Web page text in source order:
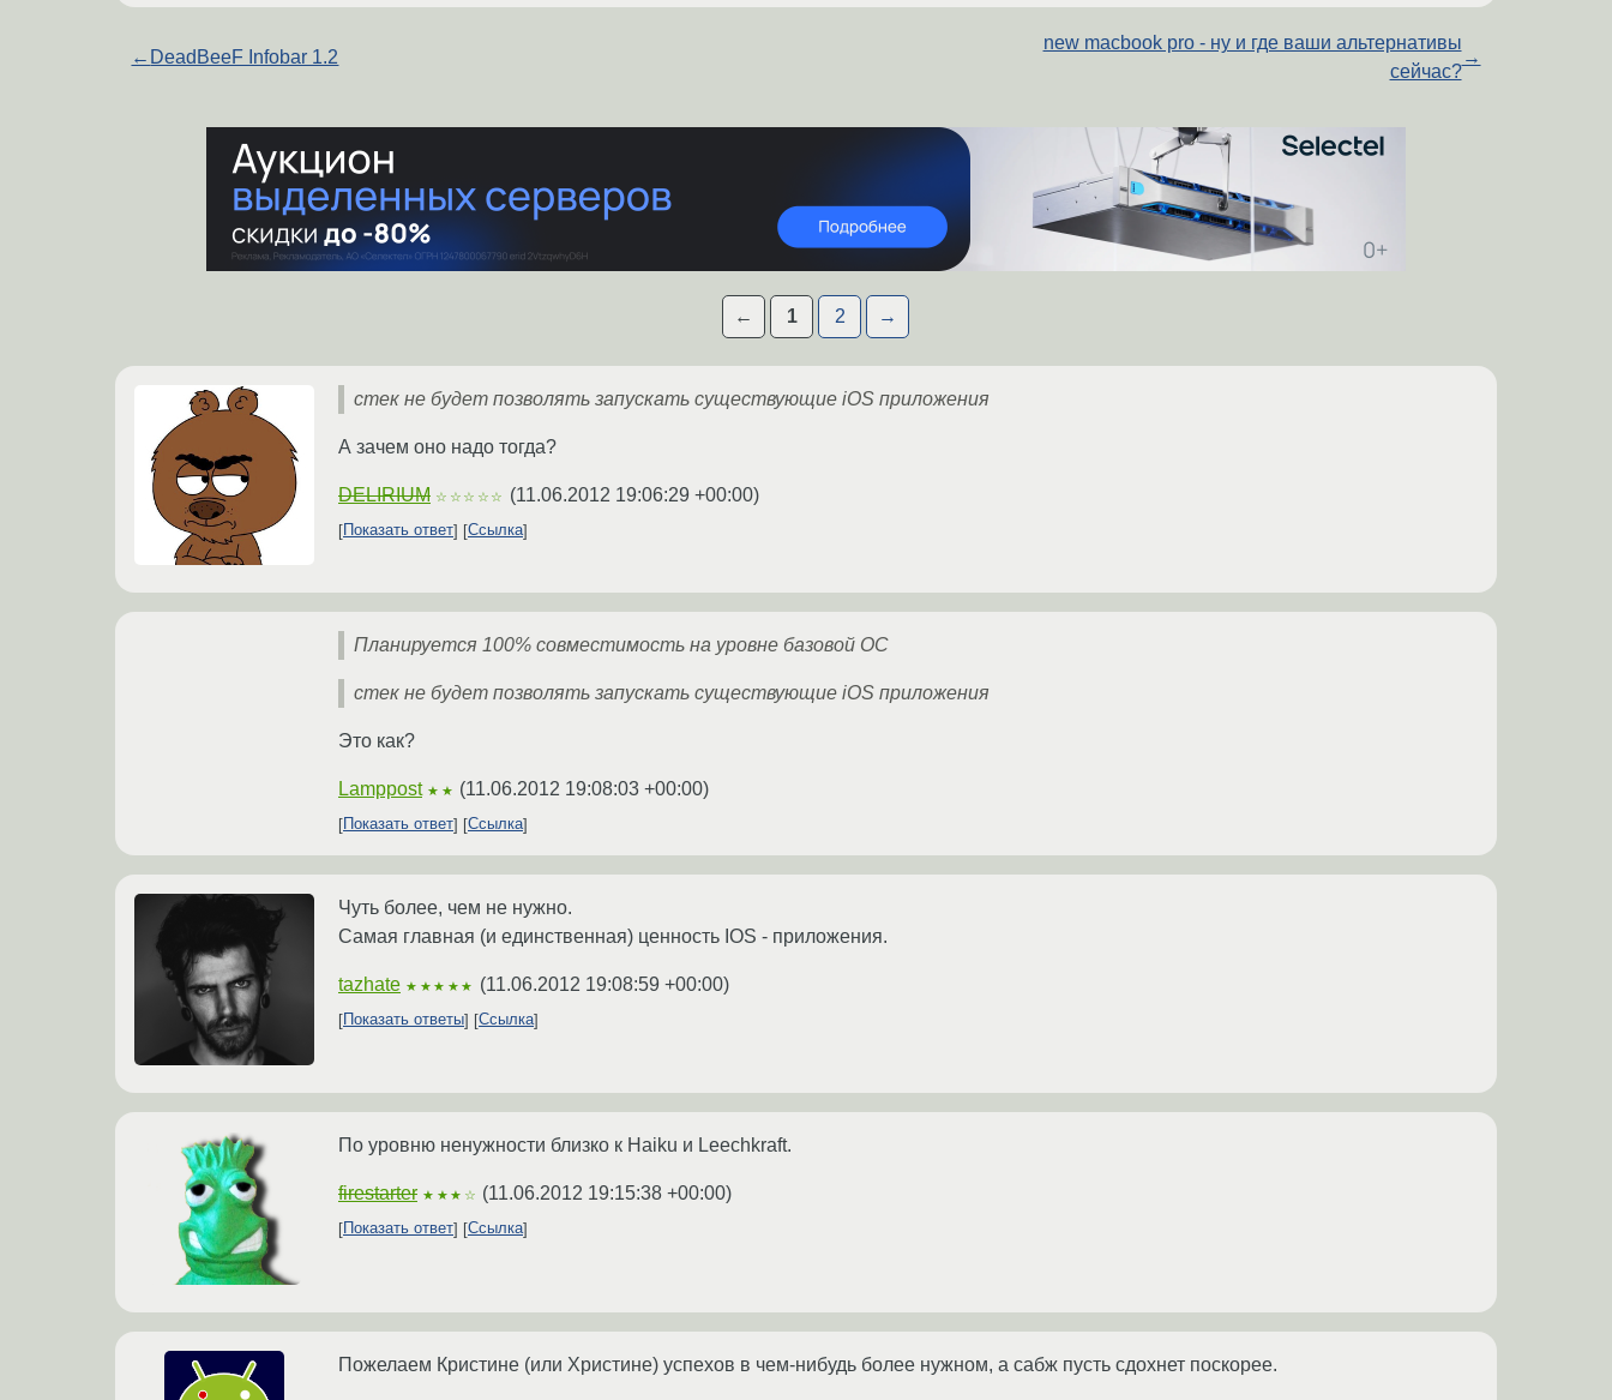
← DeadBeeF Infobar 1.2
new macbook pro - ну и где ваши альтернативы
сейчас?
→
← 1 2 →
стек не будет позволять запускать существующие iOS приложения
А зачем оно надо тогда?
DELIRIUM ☆☆☆☆☆ (11.06.2012 19:06:29 +00:00)
Показать ответ Ссылка
Планируется 100% совместимость на уровне базовой ОС
стек не будет позволять запускать существующие iOS приложения
Это как?
Lamppost ★★ (11.06.2012 19:08:03 +00:00)
Показать ответ Ссылка
Чуть более, чем не нужно.
Самая главная (и единственная) ценность IOS - приложения.
tazhate ★★★★★ (11.06.2012 19:08:59 +00:00)
Показать ответы Ссылка
По уровню ненужности близко к Haiku и Leechkraft.
firestarter ★★★☆ (11.06.2012 19:15:38 +00:00)
Показать ответ Ссылка
Пожелаем Кристине (или Христине) успехов в чем-нибудь более нужном, а сабж пусть сдохнет поскорее.